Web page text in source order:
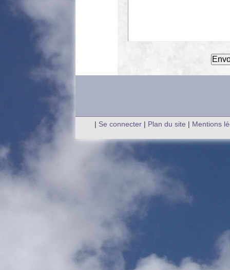
| Se connecter | Plan du site | Mentions